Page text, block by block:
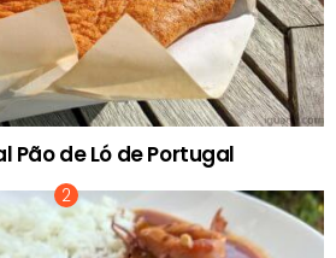
Pão de Ló de Portugal